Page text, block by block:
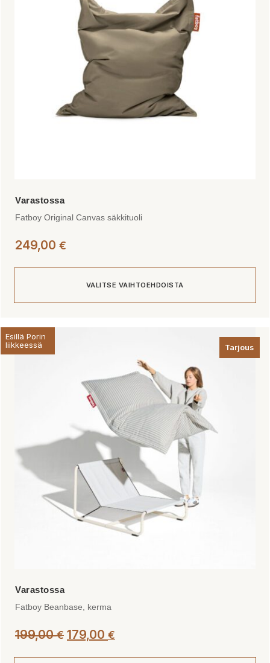
Fatboy Original Canvas säkkituoli
249,00 €
VALITSE VAIHTOEHDOISTA
Tällä
tuotteella
on
tuotteen
Esillä Porin
liikkeessä
Tarjous
Fatboy Beanbase, kerma
199,00€ Alkuperäinen
179,00 €